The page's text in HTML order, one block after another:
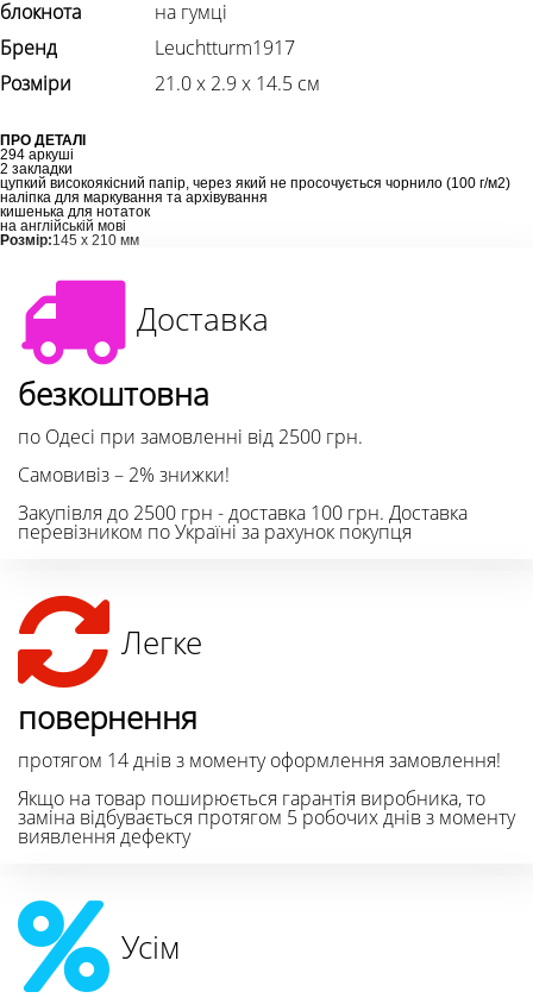
блокнота
на гумці
Бренд
Leuchtturm1917
Розміри
21.0 х 2.9 х 14.5 см
ПРО ДЕТАЛІ
294 аркуші
2 закладки
цупкий високоякісний папір, через який не просочується чорнило (100 г/м2)
наліпка для маркування та архівування
кишенька для нотаток
на англійській мові
Розмір:145 х 210 мм
Доставка
безкоштовна
по Одесі при замовленні від 2500 грн.
Самовивіз – 2% знижки!
Закупівля до 2500 грн - доставка 100 грн. Доставка
перевізником по Україні за рахунок покупця
Легке
повернення
протягом 14 днів з моменту оформлення замовлення!
Якщо на товар поширюється гарантія виробника, то
заміна відбувається протягом 5 робочих днів з моменту
виявлення дефекту
Усім